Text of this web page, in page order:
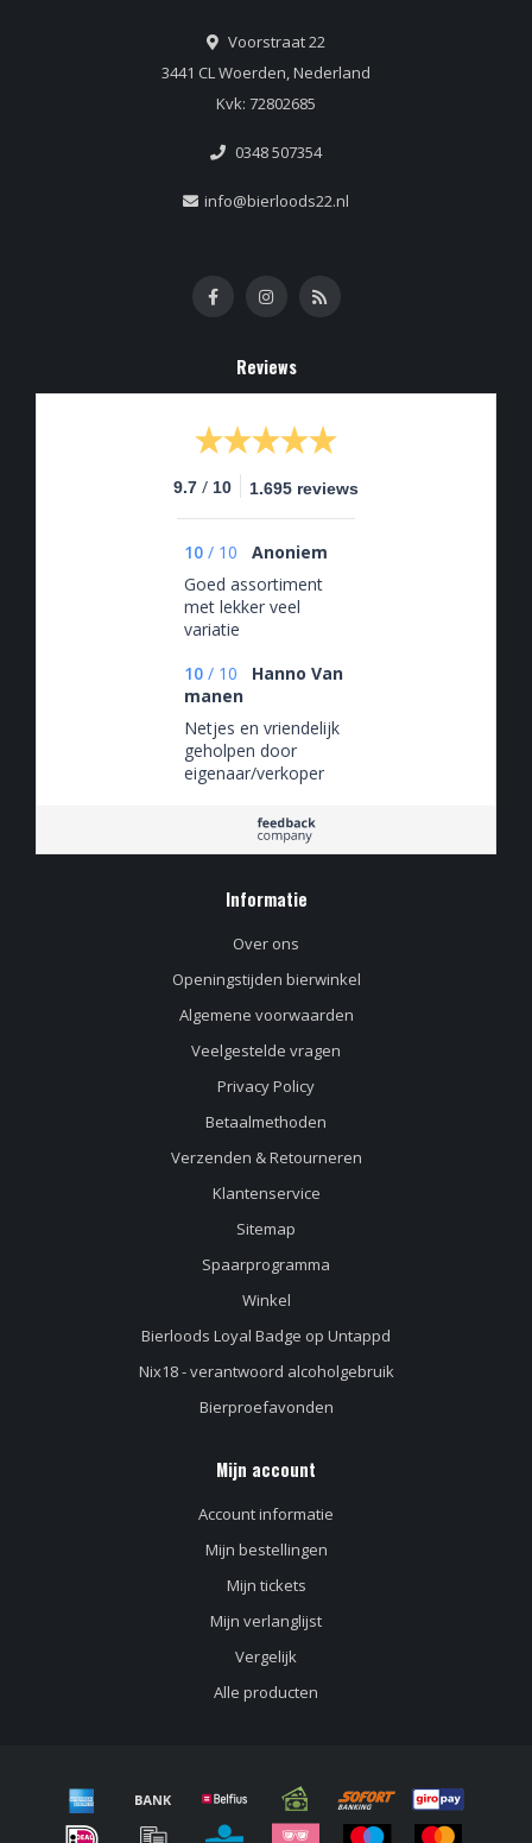
Voorstraat 22
3441 CL Woerden, Nederland
Kvk: 72802685
0348 507354
info@bierloods22.nl
Reviews
9.7 / 10 1.695 reviews
10 / 10
Anoniem
Goed assortiment
met lekker veel
variatie
10 / 10
Hanno Van
manen
Netjes en vriendelijk
geholpen door
eigenaar/verkoper
Informatie
Over ons
Openingstijden bierwinkel
Algemene voorwaarden
Veelgestelde vragen
Privacy Policy
Betaalmethoden
Verzenden & Retourneren
Klantenservice
Sitemap
Spaarprogramma
Winkel
Bierloods Loyal Badge op Untappd
Nix18 - verantwoord alcoholgebruik
Bierproefavonden
Mijn account
Account informatie
Mijn bestellingen
Mijn tickets
Mijn verlanglijst
Vergelijk
Alle producten